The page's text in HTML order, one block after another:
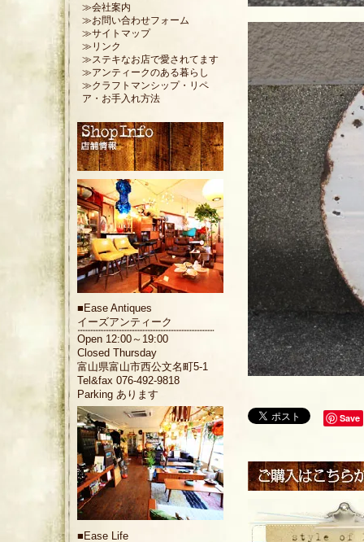
Save
≫会社案内
≫お問い合わせフォーム
≫サイトマップ
≫リンク
≫ステキなお店で愛されてます
≫アンティークのある暮らし
≫クラフトマンシップ・リペ
ア・お手入れ方法
■ Ease Antiques
イーズアンティーク
Open 12:00～19:00
Closed Thursday
富山県富山市西公文名町5-1
Tel&fax 076-492-9818
Parking あります
■ Ease Life